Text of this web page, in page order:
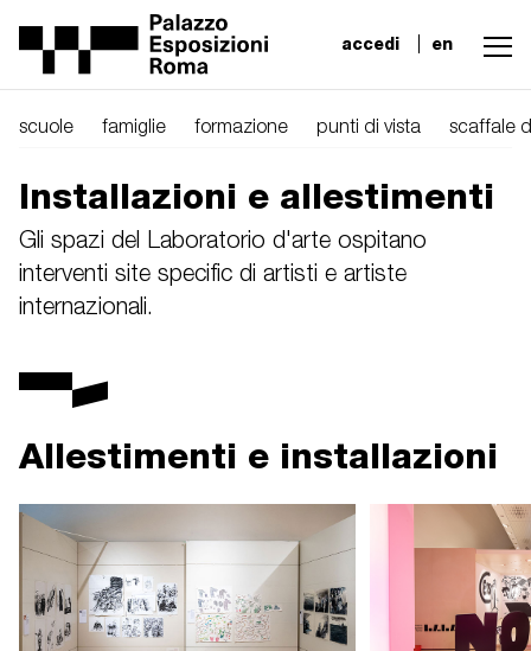
accedi en
scuole famiglie formazione punti di vista scaffale
Installazioni e allestimenti
Gli spazi del Laboratorio d'arte ospitano
interventi site specific di artisti e artiste
internazionali.
Allestimenti e installazioni